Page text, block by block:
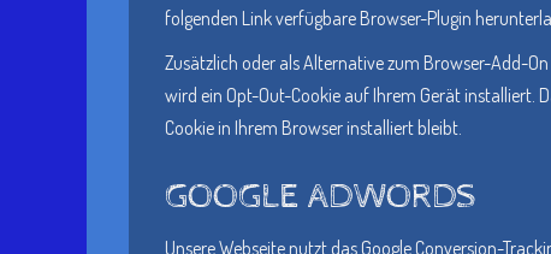
folgenden Link verfügbare Browser-Plugin
Zusätzlich oder als Alternative zum Browser-Add-
wird ein Opt-Out-Cookie auf Ihrem Gerät installiert.
Cookie in Ihrem Browser installiert bleibt.
GOOGLE ADWORDS
Unsere Webseite nutzt das Google Conversion-